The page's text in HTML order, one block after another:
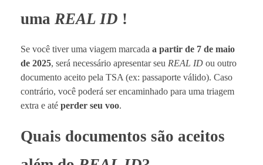
uma REAL ID !
Se você tiver uma viagem marcada a partir de 7 de maio
de 2025, será necessário apresentar seu REAL ID ou outro
documento aceito pela TSA (ex: passaporte válido). Caso
contrário, você poderá ser encaminhado para uma triagem
extra e até perder seu voo.
Quais documentos são aceitos